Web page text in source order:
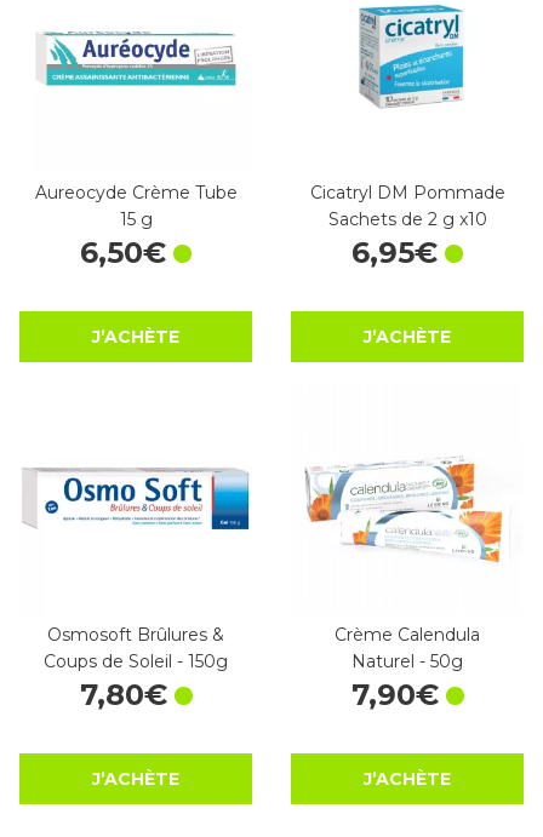
Aureocyde Crème Tube
15 g
6,50€
J’ACHÈTE
Cicatryl DM Pommade
Sachets de 2 g x10
6,95€
J’ACHÈTE
Osmosoft Brûlures &
Coups de Soleil - 150g
7,80€
J’ACHÈTE
Crème Calendula
Naturel - 50g
7,90€
J’ACHÈTE